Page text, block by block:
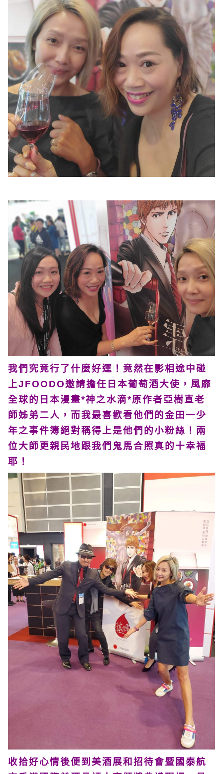
我們究竟行了什麼好運！竟然在影相途中碰
上JFOODO邀請擔任日本葡萄酒大使，風靡
全球的日本漫畫*神之水滴*原作者亞樹直老
師姊弟二人，而我最喜歡看他們的金田一少
年之事件簿絕對稱得上是他們的小粉絲！兩
位大師更親民地跟我們鬼馬合照真的十幸福
耶！
收拾好心情後便到美酒展和招待會暨國泰航